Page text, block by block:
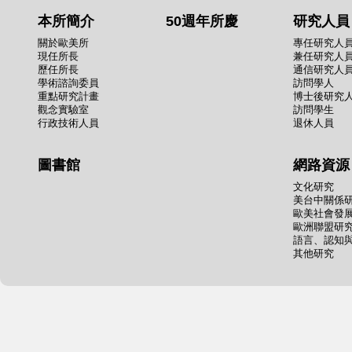
本所簡介
關於歐美所
現任所長
歷任所長
學術諮詢委員
重點研究計畫
觀念實驗室
行政技術人員
50週年所慶 研究人員
專任研究人
兼任研究人
通信研究人
訪問學人
博士後研究
訪問學生
退休人員
圖書館 網路資源
文化研究
美台中關係
歐美社會發
歐洲聯盟研
語言、認知
其他研究